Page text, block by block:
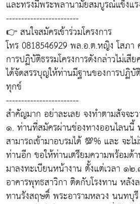
และทรงมีพระพลานามัยสมบูรณ์แข็งแ
------------------------
👉 สนใจสมัครเข้าร่วมโครงการ
โทร 0818546929 พล.อ.ต.หญิง โสภ
การปฏิบัติธรรมโครงการดังกล่าวไม่เสี
ได้จัดสรรบุญให้ท่านมีฐานของการปฏิ
ทุกข์
------------------------
สำคัญมาก อย่าละเลย จงทำตามสัจจะ
๑. ท่านที่สมัครผ่านช่องทางออนไลนนี้
สามารถเข้ามาอบรมได้ 💯% และ จะ
ท่านอีก ขอให้ท่านเตรียมความพร้อมด้
มาลงทะเบียนหน้างาน ตั้งแต่เวลา
อาคารพุทธสาวิกา ติดกับโรงทาน หลัง
ทานรังสฤษดิ์ พระอารามหลวง นนทบุรี